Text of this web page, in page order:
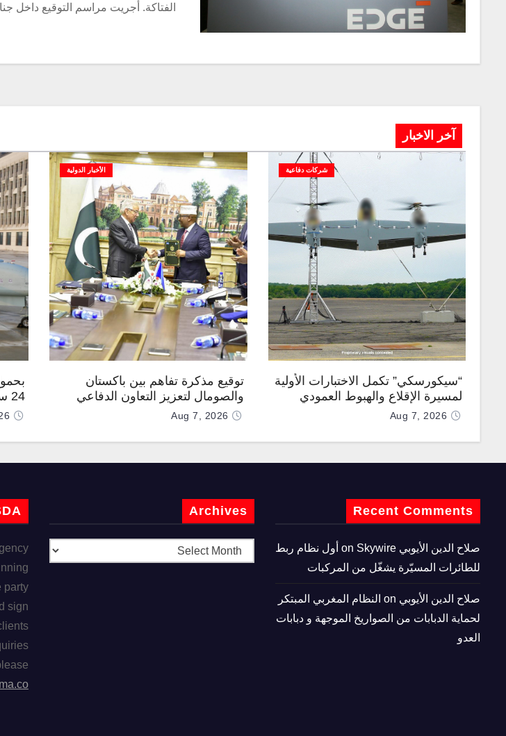
الفتاكة. أجريت مراسم التوقيع داخل
آخر الاخبار
شركات دفاعية
“سيكورسكي” تكمل الاختبارات الأولية
لمسيرة الإقلاع والهبوط العمودي
“نوماد 100”Aug 7, 2026
الأخبار الدولية
توقيع مذكرة تفاهم بين باكستان
والصومال لتعزيز التعاون الدفاعي
Aug 7, 2026
“TP200”
Recent Comments
صلاح الدين الأيوبي
Skywire أول نظام ربط
للطائرات المسيّرة يشغّل من المركبات
صلاح الدين الأيوبي
النظام المغربي المبتكر
لحماية الدبابات من الصواريخ الموجهة و دبابات
العدو
Archives
party
sign